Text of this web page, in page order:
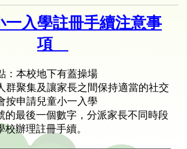
入學註冊手續注意事
項
：本校地下有蓋操場
群聚集及讓家長之間保持適當的社交
按申請兒童小一入學
的最後一個數字，分派家長不同時段
校辦理註冊手續。